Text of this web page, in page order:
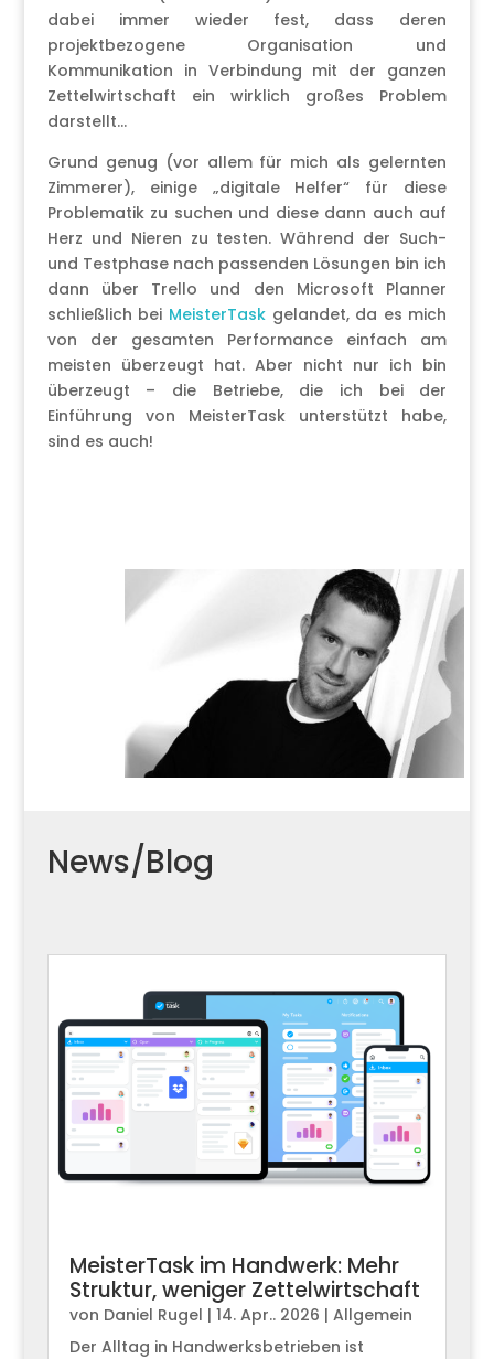
dabei immer wieder fest, dass deren
projektbezogene Organisation und
Kommunikation in Verbindung mit der ganzen
Zettelwirtschaft ein wirklich großes Problem
darstellt…
Grund genug (vor allem für mich als gelernten
Zimmerer), einige „digitale Helfer“ für diese
Problematik zu suchen und diese dann auch auf
Herz und Nieren zu testen. Während der Such-
und Testphase nach passenden Lösungen bin ich
dann über Trello und den Microsoft Planner
schließlich bei MeisterTaskgelandet, da es mich
von der gesamten Performance einfach am
meisten überzeugt hat. Aber nicht nur ich bin
überzeugt – die Betriebe, die ich bei der
Einführung von MeisterTask unterstützt habe,
sind es auch!
News/Blog
MeisterTask im Handwerk: Mehr
Struktur, weniger Zettelwirtschaft
von Daniel Rugel | 14. Apr.. 2026 | Allgemein
Der Alltag in Handwerksbetrieben ist